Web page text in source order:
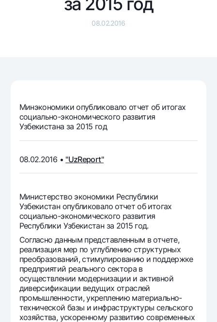
До востребования USD
Часто задаваемые вопросы
Ищите по сайту
Часто задаваемые вопросы
Пресс-центр
Офисы и банкоматы
Согласие на обработку персональных данных
Следите за нами в соцсетях
Контакт-центр
+998 78 148-00-101344
08.02.2016
Минэкономики опубликовало отчет об итогах
социально-экономического развития
Узбекистана за 2015 год
08.02.2016 • "UzReport"
Министерство экономики Республики
Узбекистан опубликовало отчет об итогах
социально-экономического развития
Республики Узбекистан за 2015 год.
Согласно данным представленным в отчете,
реализация мер по углублению структурных
преобразований, стимулированию и поддержке
предприятий реального сектора в
осуществлении модернизации и активной
диверсификации ведущих отраслей
промышленности, укреплению материально-
технической базы и инфраструктуры сельского
хозяйства, ускоренному развитию современных